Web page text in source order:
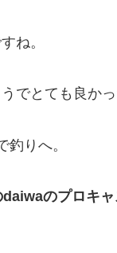
ね。
でとても良かっ
りへ。
のプロキ